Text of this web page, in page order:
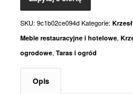
SKU: 9c1b02ce094d Kategorie:
Meble restauracyjne i hotelowe,
ogrodowe, Taras i ogród
Opis